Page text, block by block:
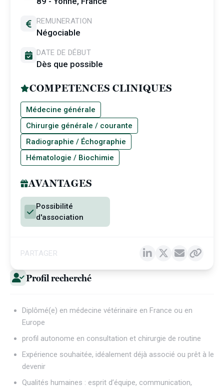
Profil recherché
Diplômé(e) en médecine vétérinaire en France ou en
Europe
profil autonome en consultation et chirurgie de routine
Expérience souhaitée, idéalement déjà associé ou prêt à le
devenir
Qualités humaines : esprit d’équipe, communication,
REMUNERATION
Négociable
DATE DE DÉBUT
Dès que possible
COMPETENCES CLINIQUES
Médecine générale
Chirurgie générale / courante
Radiographie / Échographie
Hématologie / Biochimie
AVANTAGES
Possibilité
d'association
PARTAGER